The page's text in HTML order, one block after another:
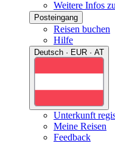
Weitere Infos
Posteingang
Reisen buchen
Hilfe
Deutsch · EUR · AT
Unterkunft
Meine Reisen
Feedback